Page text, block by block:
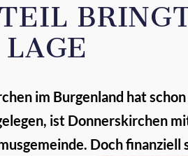
im Burgenland hat
ist Donnerskirchen
Doch